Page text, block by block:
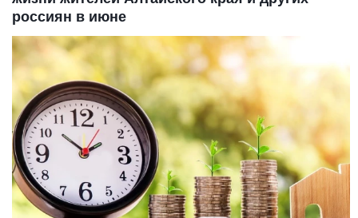
россиян в июне